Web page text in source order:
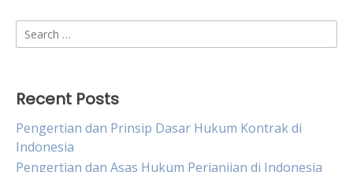
Search
for:
Recent Posts
Pengertian dan Prinsip Dasar Hukum Kontrak di
Indonesia
Pengertian dan Asas Hukum Perjanjian di Indonesia